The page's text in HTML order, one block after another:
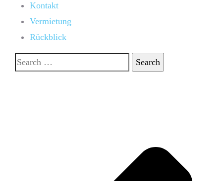
Kontakt
Vermietung
Rückblick